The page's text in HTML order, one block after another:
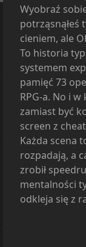
Wyobraź
potrząsnąłeś
cieniem, ale
To historia
systemem
pamięć 73
RPG-a. No i
zamiast być
screen z
Każda scena
rozpadają, a
zrobił
mentalności
odkleja się z